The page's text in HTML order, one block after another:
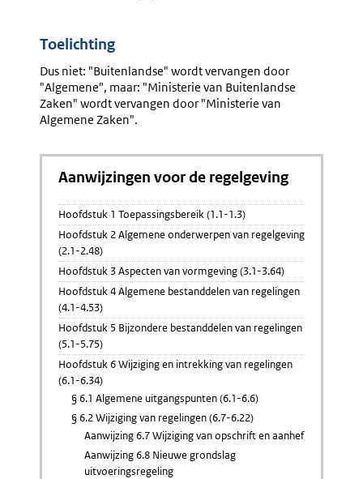
Toelichting
Dus niet: "Buitenlandse" wordt vervangen door
"Algemene", maar: "Ministerie van Buitenlandse
Zaken" wordt vervangen door "Ministerie van
Algemene Zaken".
Aanwijzingen voor de regelgeving
Hoofdstuk 1 Toepassingsbereik (1.1-1.3)
Hoofdstuk 2 Algemene onderwerpen van regelgeving
(2.1-2.48)
Hoofdstuk 3 Aspecten van vormgeving (3.1-3.64)
Hoofdstuk 4 Algemene bestanddelen van regelingen
(4.1-4.53)
Hoofdstuk 5 Bijzondere bestanddelen van regelingen
(5.1-5.75)
Hoofdstuk 6 Wijziging en intrekking van regelingen
(6.1-6.34)
§ 6.1 Algemene uitgangspunten (6.1-6.6)
§ 6.2 Wijziging van regelingen (6.7-6.22)
Aanwijzing 6.7 Wijziging van opschrift en aanhef
Aanwijzing 6.8 Nieuwe grondslag
uitvoeringsregeling